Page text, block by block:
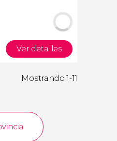
Ver detalles
Mostrando 1-11